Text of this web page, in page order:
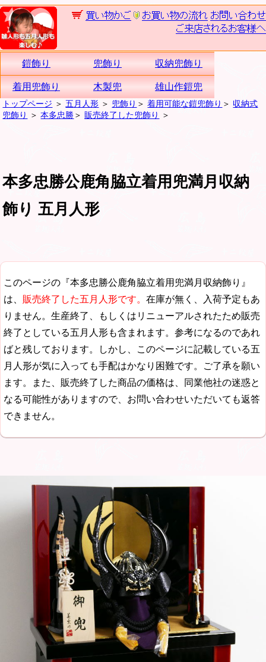
鎧飾り 兜飾り 収納兜飾り
着用兜飾り 木製兜 雄山作鎧兜
トップページ ＞五月人形 ＞ 兜飾り ＞着用可能な鎧兜飾り ＞ 収納式
兜飾り
＞本多忠勝＞ 販売終了した兜飾り ＞
本多忠勝公鹿角脇立着用兜満月収納
飾り 五月人形
このページの『本多忠勝公鹿角脇立着用兜満月収納飾り』
は、 販売終了した五月人形です。 在庫が無く、入荷予定もあ
りません。生産終了、もしくはリニューアルされたため販売
終了としている五月人形も含まれます。参考になるのであれ
ばと残しております。しかし、このページに記載している五
月人形が気に入っても手配はかなり困難です。ご了承を願い
ます。また、販売終了した商品の価格は、同業他社の迷惑と
なる可能性がありますので、お問い合わせいただいても返答
できません。